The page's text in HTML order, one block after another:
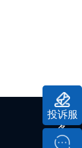
投诉服
务